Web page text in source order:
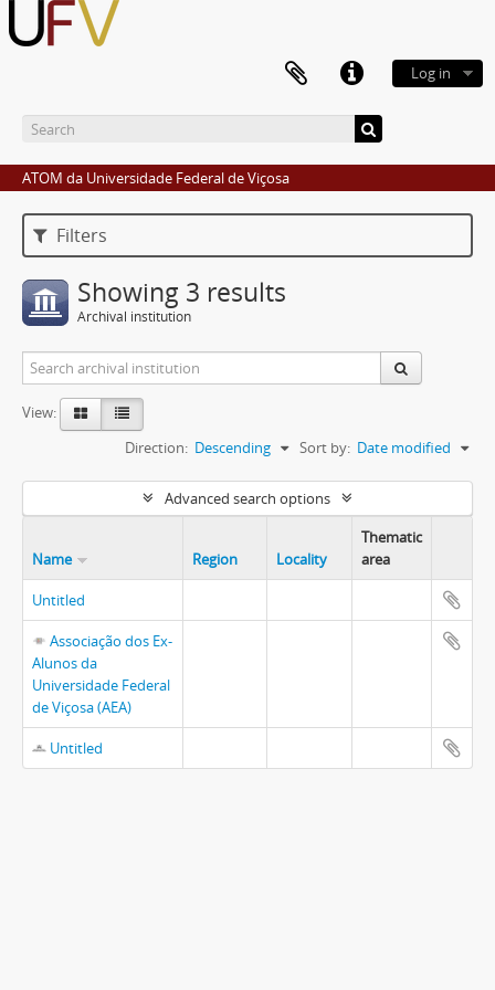
Log in
ATOM da Universidade Federal de Viçosa
Filters
Showing 3 results
Archival institution
View:
Sort by: Date modified
Direction: Descending
Advanced search options
Name Region Locality
Thematic
area
Untitled
Associação dos Ex-
Alunos da
Universidade Federal
de Viçosa (AEA)
Untitled